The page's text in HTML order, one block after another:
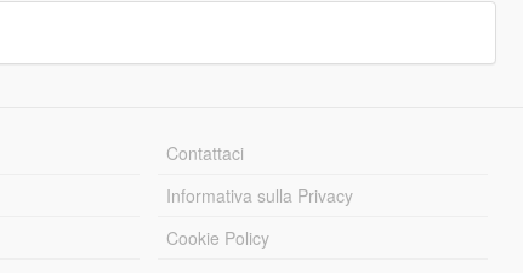
Contattaci
Informativa sulla Privacy
Cookie Policy